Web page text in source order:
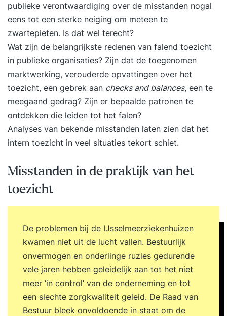
publieke verontwaardiging over de misstanden nogal
eens tot een sterke neiging om meteen te
zwartepieten. Is dat wel terecht?
Wat zijn de belangrijkste redenen van falend toezicht
in publieke organisaties? Zijn dat de toegenomen
marktwerking, verouderde opvattingen over het
toezicht, een gebrek aan checks and balances, een te
meegaand gedrag? Zijn er bepaalde patronen te
ontdekken die leiden tot het falen?
Analyses van bekende misstanden laten zien dat het
intern toezicht in veel situaties tekort schiet.
Misstanden in de praktijk van het
toezicht
De problemen bij de IJsselmeerziekenhuizen
kwamen niet uit de lucht vallen. Bestuurlijk
onvermogen en onderlinge ruzies gedurende
vele jaren hebben geleidelijk aan tot het niet
meer ‘in control’ van de onderneming en tot
een slechte zorgkwaliteit geleid. De Raad van
Bestuur bleek onvoldoende in staat om de